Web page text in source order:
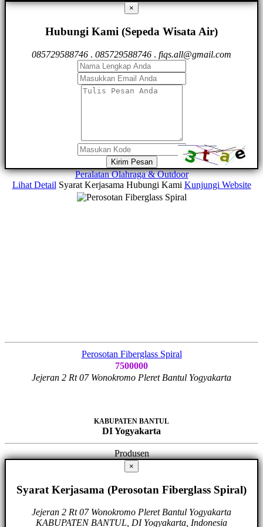
×
Hubungi Kami (Sepeda Wisata Air)
085729588746 . 085729588746 . fiqs.all@gmail.com
Kirim Pesan
Peralatan Olahraga & Outdoor
Lihat Detail Syarat Kerjasama Hubungi Kami Kunjungi Website
Perosotan Fiberglass Spiral
7500000
Jejeran 2 Rt 07 Wonokromo Pleret Bantul Yogyakarta
KABUPATEN BANTUL
DI Yogyakarta
Produsen
×
Syarat Kerjasama (Perosotan Fiberglass Spiral)
Jejeran 2 Rt 07 Wonokromo Pleret Bantul Yogyakarta
KABUPATEN BANTUL, DI Yogyakarta, Indonesia